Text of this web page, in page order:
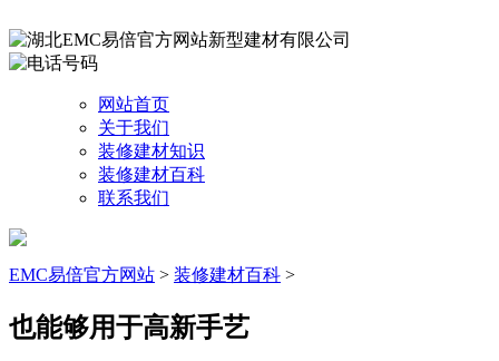
网站首页
关于我们
装修建材知识
装修建材百科
联系我们
EMC易倍官方网站 > 装修建材百科 >
也能够用于高新手艺